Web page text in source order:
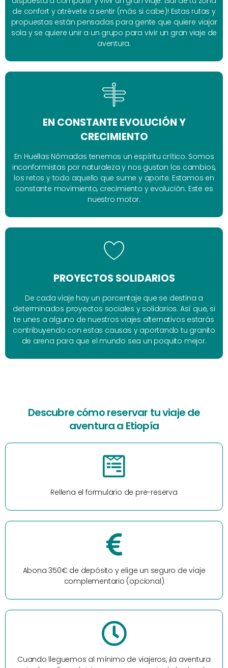
de confort y atrévete a sentir (más si cabe)! Estas rutas y
propuestas están pensadas para gente que quiere viajar
sola y se quiere unir a un grupo para vivir un gran viaje de
aventura.
EN CONSTANTE EVOLUCIÓN Y
CRECIMIENTO
En Huellas Nómadas tenemos un espíritu crítico. Somos
inconformistas por naturaleza y nos gustan los cambios,
los retos y todo aquello que sume y aporte. Estamos en
constante movimiento, crecimiento y evolución. Este es
nuestro motor.
PROYECTOS SOLIDARIOS
De cada viaje hay un porcentaje que se destina a
determinados proyectos sociales y solidarios. Así que, si
te unes a alguno de nuestros viajes alternativos estarás
contribuyendo con estas causas y aportando tu granito
de arena para que el mundo sea un poquito mejor.
Descubre cómo reservar tu viaje de
aventura a Etiopía
Rellena el formulario de pre-reserva
Abona 350€ de depósito y elige un seguro de viaje
complementario (opcional)
Cuando lleguemos al mínimo de viajeros, ¡la aventura